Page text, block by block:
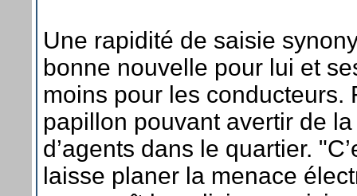
Une rapidité de saisie
bonne nouvelle pour lui et
moins pour les conducteurs.
papillon pouvant avertir de
d’agents dans le quartier.
laisse planer la menace